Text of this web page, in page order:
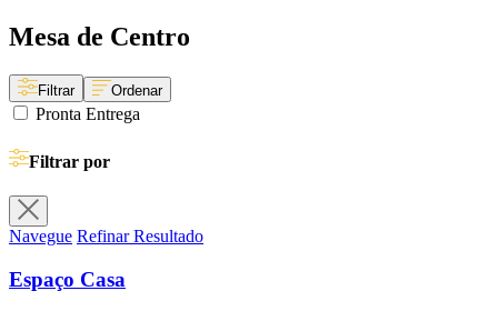
Mesa de Centro
Filtrar Ordenar
Pronta Entrega
Filtrar por
Navegue Refinar Resultado
Espaço Casa